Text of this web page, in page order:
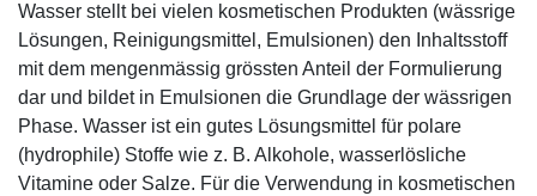
Wasser stellt bei vielen kosmetischen Produkten (wässrige
Lösungen, Reinigungsmittel, Emulsionen) den Inhaltsstoff
mit dem mengenmässig grössten Anteil der Formulierung
dar und bildet in Emulsionen die Grundlage der wässrigen
Phase. Wasser ist ein gutes Lösungsmittel für polare
(hydrophile) Stoffe wie z. B. Alkohole, wasserlösliche
Vitamine oder Salze. Für die Verwendung in kosmetischen